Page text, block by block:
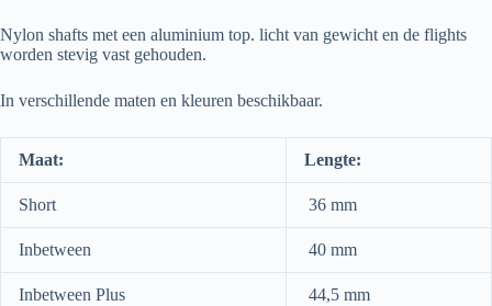
Nylon shafts met een aluminium top. licht van gewicht en de flights
worden stevig vast gehouden.
In verschillende maten en kleuren beschikbaar.
Maat: Lengte:
Short 36 mm
Inbetween 40 mm
Inbetween Plus 44,5 mm